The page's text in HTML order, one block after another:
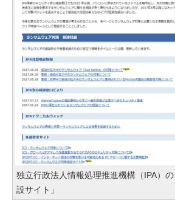
独立行政法人情報処理推進機構（IPA）
設サイト」